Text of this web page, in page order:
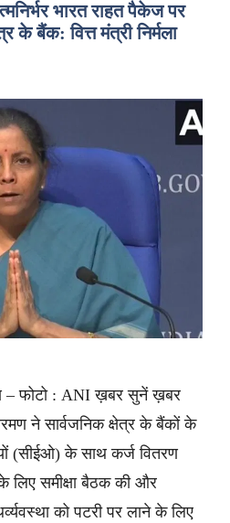
भारत राहत पैकेज पर
के बैंक: वित्त मंत्री निर्मला
– फोटो : ANI ख़बर सुनें ख़बर
ने सार्वजनिक क्षेत्र के बैंकों के
(सीईओ) के साथ कर्ज वितरण
के लिए समीक्षा बैठक की और
को पटरी पर लाने के लिए